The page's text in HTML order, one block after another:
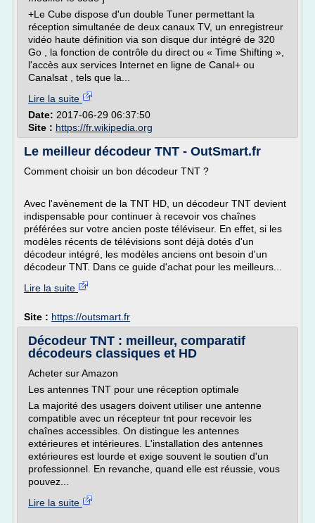
+Le Cube dispose d'un double Tuner permettant la
réception simultanée de deux canaux TV, un enregistreur
vidéo haute définition via son disque dur intégré de 320
Go , la fonction de contrôle du direct ou « Time Shifting »,
l'accès aux services Internet en ligne de Canal+ ou
Canalsat , tels que la...
Lire la suite
Date: 2017-06-29 06:37:50
Site : https://fr.wikipedia.org
Le meilleur décodeur TNT - OutSmart.fr
Comment choisir un bon décodeur TNT ?
Avec l'avènement de la TNT HD, un décodeur TNT devient
indispensable pour continuer à recevoir vos chaînes
préférées sur votre ancien poste téléviseur. En effet, si les
modèles récents de télévisions sont déjà dotés d'un
décodeur intégré, les modèles anciens ont besoin d'un
décodeur TNT. Dans ce guide d'achat pour les meilleurs...
Lire la suite
Site : https://outsmart.fr
Décodeur TNT : meilleur, comparatif
décodeurs classiques et HD
Acheter sur Amazon
Les antennes TNT pour une réception optimale
La majorité des usagers doivent utiliser une antenne
compatible avec un récepteur tnt pour recevoir les
chaînes accessibles. On distingue les antennes
extérieures et intérieures. L'installation des antennes
extérieures est lourde et exige souvent le soutien d'un
professionnel. En revanche, quand elle est réussie, vous
pouvez...
Lire la suite